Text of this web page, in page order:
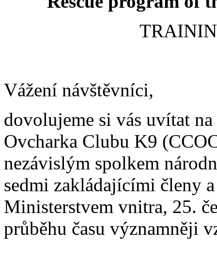
Vážení návštěvníci,
dovolujeme si vás uvítat na
Ovcharka Clubu K9
nezávislým spolkem
sedmi zakládajícími členy
Ministerstvem vnitra, 25.
průběhu času významněji